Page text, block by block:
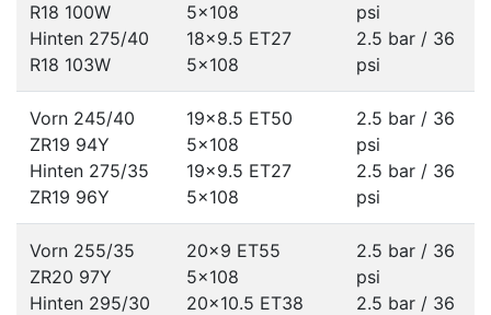
R18 100W
Hinten 275/40
R18 103W
5x108
18x9.5 ET27
5x108
psi
2.5 bar / 36
psi
Vorn 245/40
ZR19 94Y
Hinten 275/35
ZR19 96Y
19x8.5 ET50
5x108
19x9.5 ET27
5x108
2.5 bar / 36
psi
2.5 bar / 36
psi
Vorn 255/35
ZR20 97Y
Hinten 295/30
20x9 ET55
5x108
20x10.5 ET38
2.5 bar / 36
psi
2.5 bar / 36